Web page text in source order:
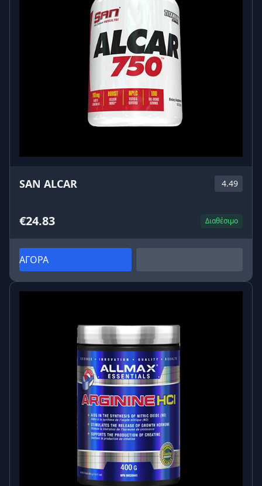
SAN ALCAR 4.49
€24.83 Διαθέσιμο
ΑΓΟΡΑ